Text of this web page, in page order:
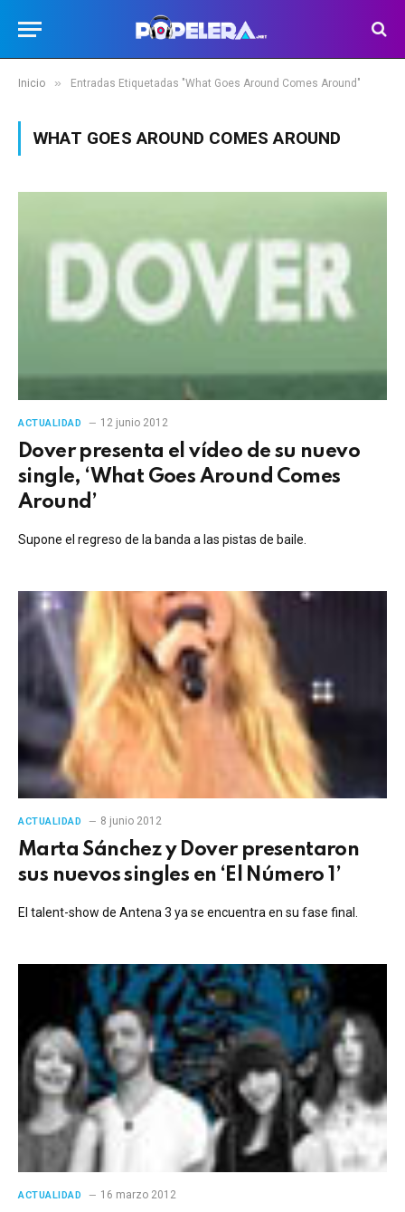
Inicio » Entradas Etiquetadas "What Goes Around Comes Around"
WHAT GOES AROUND COMES AROUND
ACTUALIDAD 12 junio 2012
Dover presenta el vídeo de su nuevo
single, ‘What Goes Around Comes
Around’
Supone el regreso de la banda a las pistas de baile.
ACTUALIDAD 8 junio 2012
Marta Sánchez y Dover presentaron
sus nuevos singles en ‘El Número 1’
El talent-show de Antena 3 ya se encuentra en su fase final.
ACTUALIDAD 16 marzo 2012